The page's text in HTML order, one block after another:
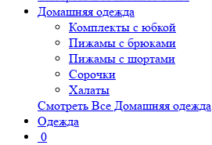
Домашняя одежда
Комплекты с юбкой
Пижамы с брюками
Пижамы с шортами
Сорочки
Халаты
Смотреть Все Домашняя одежда
Одежда
0